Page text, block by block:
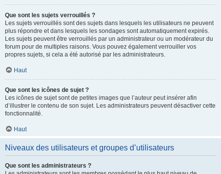
Que sont les sujets verrouillés ?
Les sujets verrouillés sont des sujets dans lesquels les utilisateurs ne peuvent
plus répondre et dans lesquels les sondages sont automatiquement expirés.
Les sujets peuvent être verrouillés par un administrateur ou un modérateur du
forum pour de multiples raisons. Vous pouvez également verrouiller vos
propres sujets, si cela a été autorisé par les administrateurs.
Haut
Que sont les icônes de sujet ?
Les icônes de sujet sont de petites images que l’auteur peut insérer afin
d’illustrer le contenu de son sujet. Les administrateurs peuvent désactiver cette
fonctionnalité.
Haut
Niveaux des utilisateurs et groupes d’utilisateurs
Que sont les administrateurs ?